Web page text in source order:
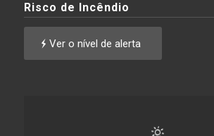
Risco de Incêndio
Ver o nível de alerta